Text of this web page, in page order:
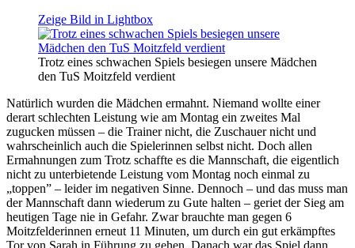
Zeige Bild in Lightbox
Trotz eines schwachen Spiels besiegen unsere Mädchen
den TuS Moitzfeld verdient
Natürlich wurden die Mädchen ermahnt. Niemand wollte einer
derart schlechten Leistung wie am Montag ein zweites Mal
zugucken müssen – die Trainer nicht, die Zuschauer nicht und
wahrscheinlich auch die Spielerinnen selbst nicht. Doch allen
Ermahnungen zum Trotz schaffte es die Mannschaft, die eigentlich
nicht zu unterbietende Leistung vom Montag noch einmal zu
„toppen” – leider im negativen Sinne. Dennoch – und das muss man
der Mannschaft dann wiederum zu Gute halten – geriet der Sieg am
heutigen Tage nie in Gefahr. Zwar brauchte man gegen 6
Moitzfelderinnen erneut 11 Minuten, um durch ein gut erkämpftes
Tor von Sarah in Führung zu gehen. Danach war das Spiel dann